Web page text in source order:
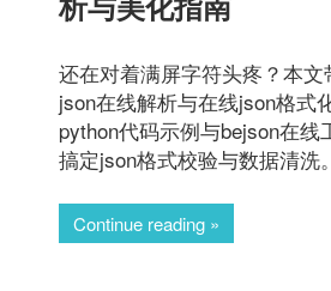
析与美化指南
还在对着满屏字符头疼？本
json在线解析与在线json格式
python代码示例与bejson在线
搞定json格式校验与数据清洗。
Continue reading